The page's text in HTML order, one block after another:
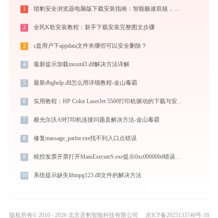
1 猎豹安全浏览器电脑版下载安装指南：智能极速双核，畅享安全无弹窗上网体验
2 全民K歌安装教程：新手下载安装完整图文步骤
3 c盘用户下appdata文件夹哪些可以安全删除？
4 最新提示加载msxml3.dll解决方法详解
5 最新dbghelp.dll怎么用详细教程-金山毒霸
6 实用教程：HP Color LaserJet 5500打印机驱动的下载与安装技巧
7 极光尔沃A9打印机连接问题及解决方法-金山毒霸
8 修复massage_parlor.exe找不到入口点错误
9 税控发票开票打开MainExecuteS.exe提示0xc000000d错误码怎么办
10 系统提示缺失libmpg123.dll文件的解决方法
版权所有© 2010 - 2026 北京灵豹智能科技有限公司 京ICP备2025133740号-18